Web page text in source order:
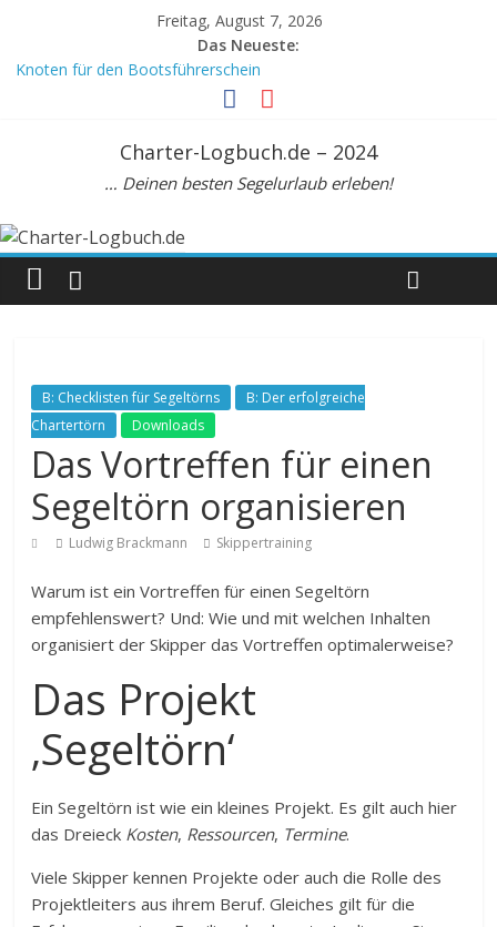
Freitag, August 7, 2026
Das Neueste:
Knoten für den Bootsführerschein
Meilenbuch Segeln, A5. Zur Seemeilenbestätigung
Beaufortskala: Tabelle zur Umrechnung Windstärke Knoten km/h
Charter-Logbuch.de – 2024
… Deinen besten Segelurlaub erleben!
B: Checklisten für Segeltörns
B: Der erfolgreiche
Chartertörn
Downloads
Das Vortreffen für einen
Segeltörn organisieren
Ludwig Brackmann Skippertraining
Warum ist ein Vortreffen für einen Segeltörn
empfehlenswert? Und: Wie und mit welchen Inhalten
organisiert der Skipper das Vortreffen optimalerweise?
Das Projekt
‚Segeltörn‘
Ein Segeltörn ist wie ein kleines Projekt. Es gilt auch hier
das Dreieck Kosten, Ressourcen, Termine.
Viele Skipper kennen Projekte oder auch die Rolle des
Projektleiters aus ihrem Beruf. Gleiches gilt für die